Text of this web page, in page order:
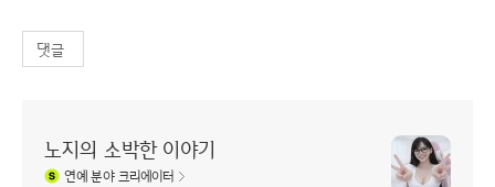
댓글
노지의 소박한 이야기
연예분야 크리에이터